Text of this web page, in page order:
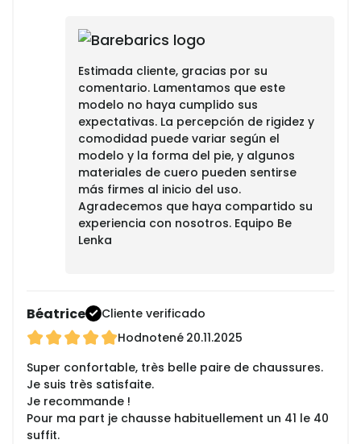
Estimada cliente, gracias por su
comentario. Lamentamos que este
modelo no haya cumplido sus
expectativas. La percepción de rigidez y
comodidad puede variar según el
modelo y la forma del pie, y algunos
materiales de cuero pueden sentirse
más firmes al inicio del uso.
Agradecemos que haya compartido su
experiencia con nosotros. Equipo Be
Lenka
Béatrice
Cliente verificado
Hodnotené 20.11.2025
Super confortable, très belle paire de chaussures.
Je suis très satisfaite.
Je recommande !
Pour ma part je chausse habituellement un 41 le 40
suffit.